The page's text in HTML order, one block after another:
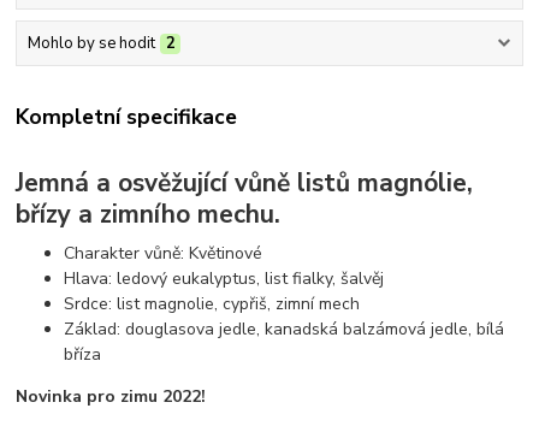
Mohlo by se hodit 2
Kompletní specifikace
Jemná a osvěžující vůně listů magnólie,
břízy a zimního mechu.
Charakter vůně: Květinové
Hlava: ledový eukalyptus, list fialky, šalvěj
Srdce: list magnolie, cypřiš, zimní mech
Základ: douglasova jedle, kanadská balzámová jedle, bílá
bříza
Novinka pro zimu 2022!